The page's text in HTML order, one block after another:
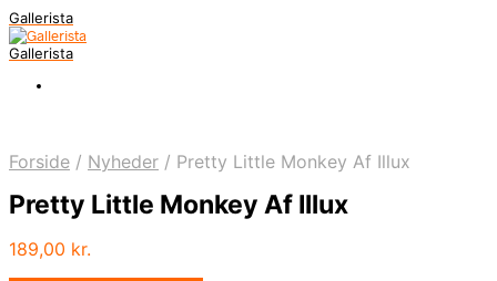
Gallerista
Gallerista
Forside / Nyheder / Pretty Little Monkey Af Illux
Pretty Little Monkey Af Illux
189,00 kr.